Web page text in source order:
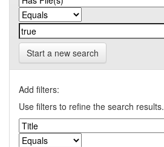
Start a new search
Add filters:
Use filters to refine the search results.